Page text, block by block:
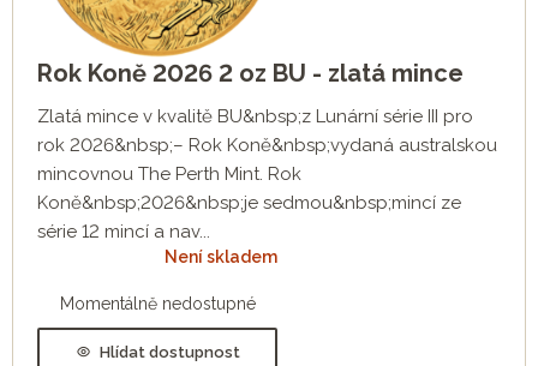
Rok Koně 2026 2 oz BU - zlatá mince
Zlatá mince v kvalitě BU&nbsp;z Lunární série III pro
rok 2026&nbsp;– Rok Koně&nbsp;vydaná australskou
mincovnou The Perth Mint. Rok
Koně&nbsp;2026&nbsp;je sedmou&nbsp;mincí ze
série 12 mincí a nav...
Není skladem
Momentálně nedostupné
Hlídat dostupnost